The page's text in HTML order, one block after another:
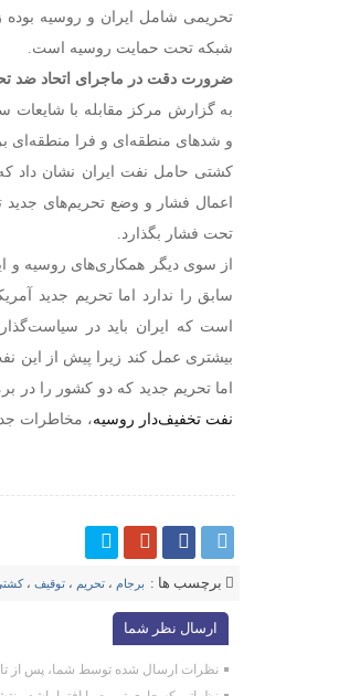
تحریمی شامل ایران و روسیه
شبکه تحت حمایت روسیه است.
ضرورت دقت در ماجرای اتحاد ضد
به گزارش مرکز مقابله با
و شد‌های منطقه‌ای و فرا منطقه‌ای
کشتی حامل نفت ایران نشان داد که
اعمال فشار و وضع تحریم‌های جدید
تحت فشار بگذارد.
از سوی دیگر همکاری‌های روسیه و
سابق را ندارد اما تحریم جدید
است که ایران باید در
بیشتری عمل کند زیرا پیش از این
اما تحریم جدید که دو کشور را در
نفت تخفیف‌دار روسیه، مخاطرات
برچسب ها : برجام ، تحریم ، توقیف‌ ،
ارسال نظر شما
نظرات ارسال شده توسط شما، پس از